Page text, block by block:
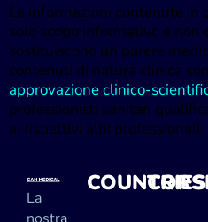
Le informazioni contenute in
solo scopo informativo e non
sostituiscono un parere
contenuti di natura clinica
approvazione clinico-
professionisti sanitari
ai rispettivi albi professionali.
La
COUNTRIES